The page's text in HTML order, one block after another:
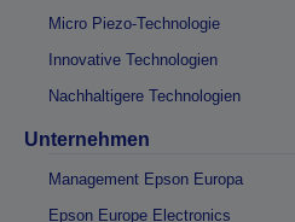
Micro Piezo-Technologie
Innovative Technologien
Nachhaltigere Technologien
Unternehmen
Management Epson Europa
Epson Europe Electronics